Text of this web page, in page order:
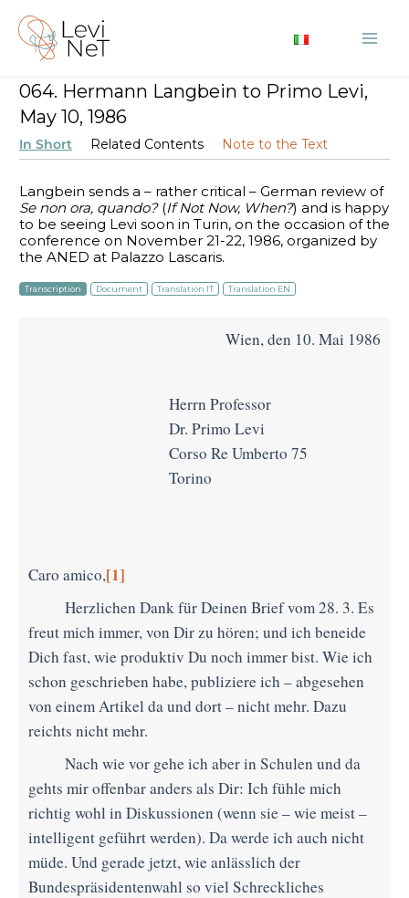
Skip
content
064. Hermann Langbein to Primo Levi,
May 10, 1986
In Short Related Contents Note to the Text
Langbein sends a – rather critical – German review of
Se non ora, quando? (If Not Now, When?) and is happy
to be seeing Levi soon in Turin, on the occasion of the
conference on November 21-22, 1986, organized by
the ANED at Palazzo Lascaris.
Transcription Document Translation IT Translation EN
Wien, den 10. Mai 1986
Herrn Professor
Dr. Primo Levi
Corso Re Umberto 75
Torino
Caro amico,[1]
Herzlichen Dank für Deinen Brief vom 28. 3. Es
freut mich immer, von Dir zu hören; und ich beneide
Dich fast, wie produktiv Du noch immer bist. Wie ich
schon geschrieben habe, publiziere ich – abgesehen
von einem Artikel da und dort – nicht mehr. Dazu
reichts nicht mehr.
Nach wie vor gehe ich aber in Schulen und da
gehts mir offenbar anders als Dir: Ich fühle mich
richtig wohl in Diskussionen (wenn sie – wie meist –
intelligent geführt werden). Da werde ich auch nicht
müde. Und gerade jetzt, wie anlässlich der
Bundespräsidentenwahl so viel Schreckliches